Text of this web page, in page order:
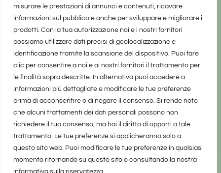
misurare le prestazioni di annunci e contenuti, ricavare
informazioni sul pubblico e anche per sviluppare e migliorare i
prodotti. Con la tua autorizzazione noi e i nostri fornitori
possiamo utilizzare dati precisi di geolocalizzazione e
identificazione tramite la scansione del dispositivo. Puoi fare
clic per consentire a noi e ai nostri fornitori il trattamento per
le finalità sopra descritte. In alternativa puoi accedere a
informazioni più dettagliate e modificare le tue preferenze
prima di acconsentire o di negare il consenso. Si rende noto
che alcuni trattamenti dei dati personali possono non
richiedere il tuo consenso, ma hai il diritto di opporti a tale
trattamento. Le tue preferenze si applicheranno solo a
questo sito web. Puoi modificare le tue preferenze in qualsiasi
momento ritornando su questo sito o consultando la nostra
informativa sulla riservatezza.